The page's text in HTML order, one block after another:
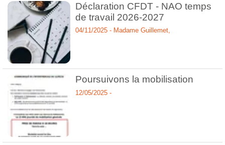
Déclaration CFDT - NAO temps
de travail 2026-2027
04/11/2025 - Madame Guillemet,
Poursuivons la mobilisation
12/05/2025 -